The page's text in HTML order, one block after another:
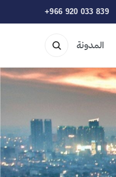
+966 920 033 839
المدونة